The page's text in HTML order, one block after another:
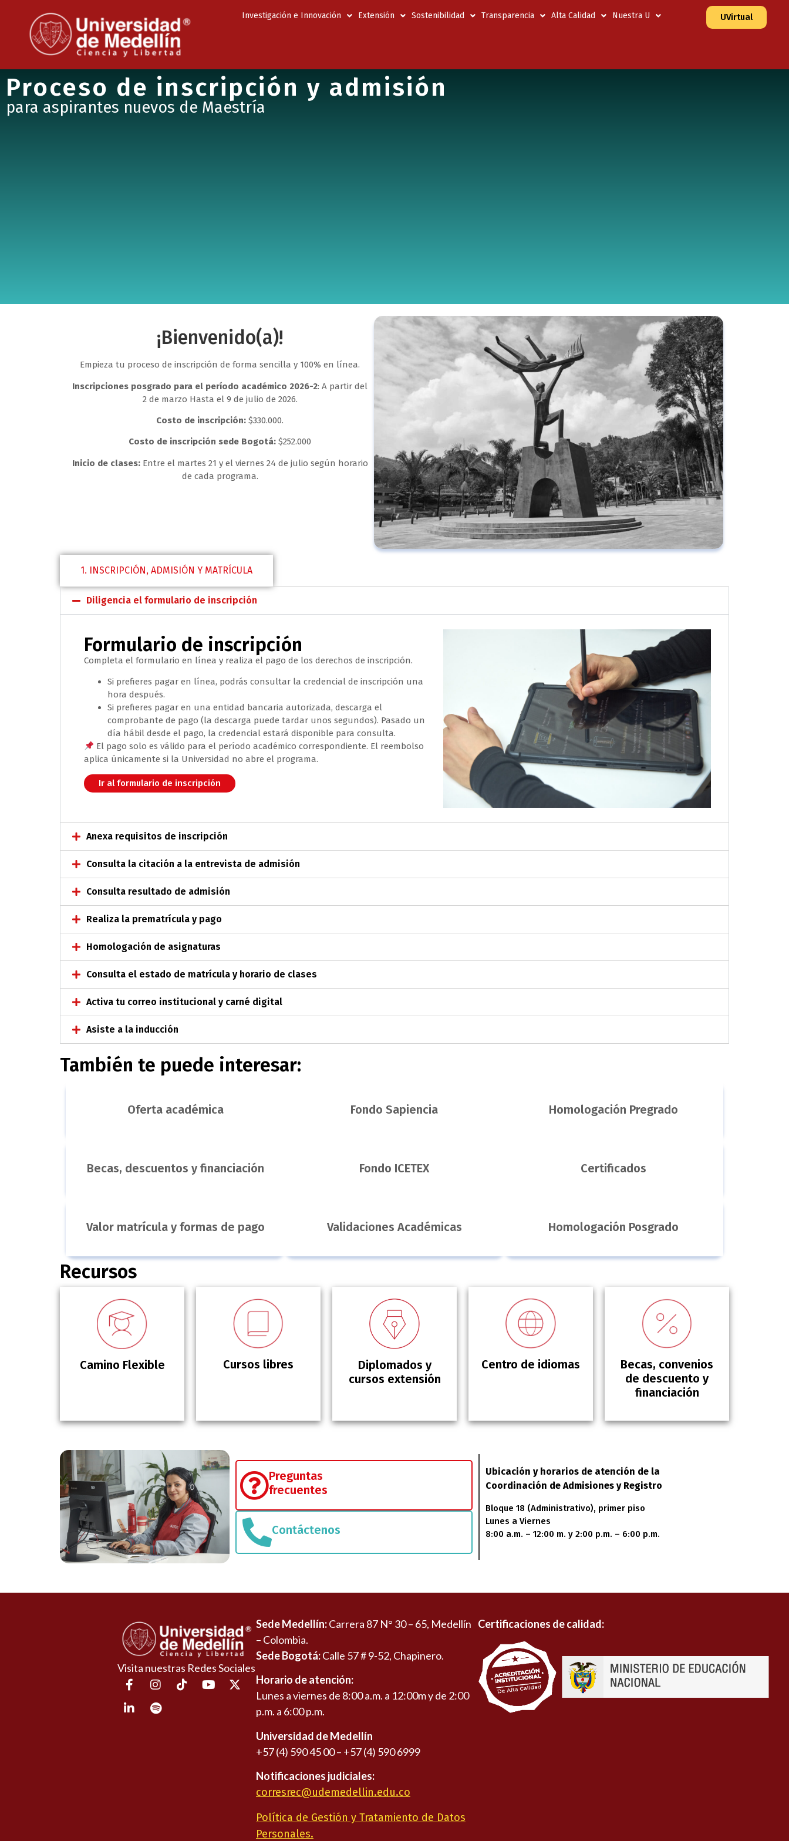
Investigación e Innovación Extensión Sostenibilidad Transparencia Alta Calidad Nuestra U UVirtual
Proceso de inscripción y admisión
para aspirantes nuevos de Maestría
¡Bienvenido(a)!
Empieza tu proceso de inscripción de forma sencilla y 100% en línea.
Inscripciones posgrado para el período académico 2026-2: A partir del
2 de marzo Hasta el 9 de julio de 2026.
Costo de inscripción: $330.000.
Costo de inscripción sede Bogotá: $252.000
Inicio de clases:Entre el martes 21 y el viernes 24 de julio según horario
de cada programa.
1. INSCRIPCIÓN, ADMISIÓN Y MATRÍCULA
Diligencia el formulario de inscripción
Formulario de inscripción
Completa el formulario en línea y realiza el pago de los derechos de inscripción.
Si prefieres pagar en línea, podrás consultar la credencial de inscripción una
hora después.
Si prefieres pagar en una entidad bancaria autorizada, descarga el
comprobante de pago (la descarga puede tardar unos segundos). Pasado un
día hábil desde el pago, la credencial estará disponible para consulta.
El pago solo es válido para el período académico correspondiente. El reembolso
aplica únicamente si la Universidad no abre el programa.
Ir al formulario de inscripción
Anexa requisitos de inscripción
Consulta la citación a la entrevista de admisión
Consulta resultado de admisión
Realiza la prematrícula y pago
Homologación de asignaturas
Consulta el estado de matrícula y horario de clases
Activa tu correo institucional y carné digital
Asiste a la inducción
También te puede interesar:
Oferta académica Fondo Sapiencia Homologación Pregrado
Becas, descuentos y financiación Fondo ICETEX Certificados
Valor matrícula y formas de pago Validaciones Académicas Homologación Posgrado
Recursos
Camino Flexible Cursos libres
Diplomados y
cursos extensión
Centro de idiomas
Becas, convenios
de descuento y
financiación
Preguntas
frecuentes
Contáctenos
Ubicación y horarios de atención de la
Coordinación de Admisiones y Registro
Bloque 18 (Administrativo), primer piso
Lunes a Viernes
8:00 a.m. – 12:00 m. y 2:00 p.m. – 6:00 p.m.
Visita nuestras Redes Sociales
Sede Medellín:Carrera 87 N° 30 – 65, Medellín
– Colombia.
Sede Bogotá:Calle 57 # 9-52, Chapinero.
Horario de atención:
Lunes a viernes de 8:00 a.m. a 12:00m y de 2:00
p.m. a 6:00 p.m.
Universidad de Medellín
+57 (4) 590 45 00 – +57 (4) 590 6999
Notificaciones judiciales:
corresrec@udemedellin.edu.co
Política de Gestión y Tratamiento de Datos
Personales.
Certificaciones de calidad: